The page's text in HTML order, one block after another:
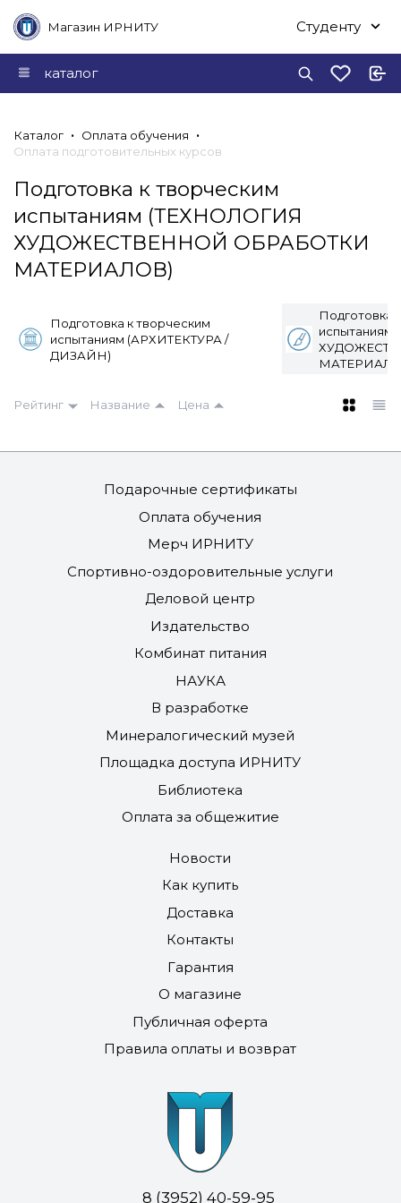
Магазин ИРНИТУ Студенту
каталог
Каталог
Оплата обучения
Оплата подготовительных курсов
Подготовка к творческим
испытаниям (ТЕХНОЛОГИЯ
ХУДОЖЕСТВЕННОЙ ОБРАБОТКИ
МАТЕРИАЛОВ)
Подготовка к творческим
испытаниям (АРХИТЕКТУРА /
ДИЗАЙН)
Подготовка
Рейтинг Название Цена
Подарочные сертификаты
Оплата обучения
Мерч ИРНИТУ
Спортивно-оздоровительные услуги
Деловой центр
Издательство
Комбинат питания
НАУКА
В разработке
Минералогический музей
Площадка доступа ИРНИТУ
Библиотека
Оплата за общежитие
Новости
Как купить
Доставка
Контакты
Гарантия
О магазине
Публичная оферта
Правила оплаты и возврат
8 (3952) 40-59-95